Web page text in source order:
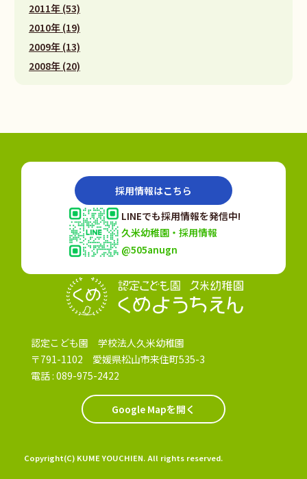
2011年 (53)
2010年 (19)
2009年 (13)
2008年 (20)
認定こども園 学校法人久米幼稚園
〒791-1102 愛媛県松山市来住町535-3
電話 : 089-975-2422
Google Mapを開く
採用情報はこちら
LINEでも採用情報を発信中!
久米幼稚園・採用情報
@505anugn
Copyright(C) KUME YOUCHIEN. All rights reserved.